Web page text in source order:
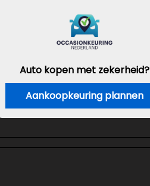
Auto kopen met zekerheid?
Aankoopkeuring plannen